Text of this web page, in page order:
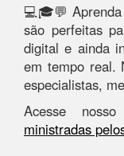
💻🎓💬
são perfeitas
digital e ainda
em tempo real.
especialistas,
Acesse
ministradas